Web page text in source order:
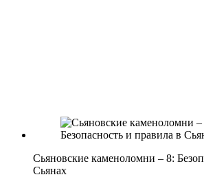
Сьяновские каменоломни – 8:
Сьянах